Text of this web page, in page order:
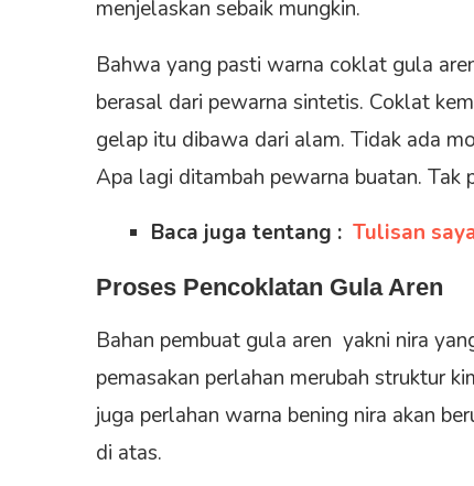
menjelaskan sebaik mungkin.
Bahwa yang pasti warna coklat gula
berasal dari pewarna sintetis. Coklat
gelap itu dibawa dari alam. Tidak ada
Apa lagi ditambah pewarna buatan. Tak
Baca juga tentang : Tulisan
Proses Pencoklatan Gula Aren
Bahan pembuat gula aren yakni nira
pemasakan perlahan merubah struktur
juga perlahan warna bening nira akan
di atas.